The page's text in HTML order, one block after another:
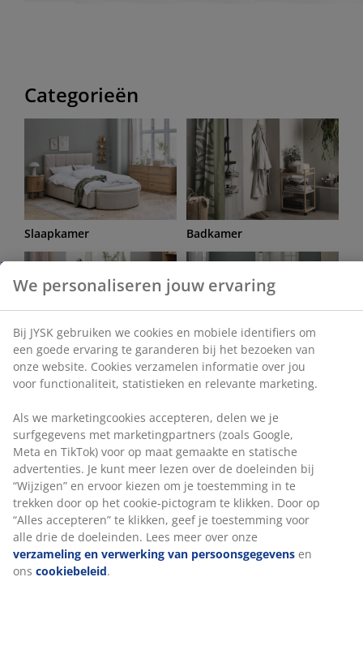
Categorieën
Slaapkamer Badkamer
Bureau Woonkamer
Eetkamer Opbergsystemen
We personaliseren jouw ervaring
Bij JYSK gebruiken we cookies en mobiele identifiers om
een goede ervaring te garanderen bij het bezoeken van
onze website. Cookies verzamelen informatie over jou
voor functionaliteit, statistieken en relevante marketing.
Als we marketingcookies accepteren, delen we je
surfgegevens met marketingpartners (zoals Google,
Meta en TikTok) voor op maat gemaakte en statische
advertenties. Je kunt meer lezen over de doeleinden bij
“Wijzigen” en ervoor kiezen om je toestemming in te
trekken door op het cookie-pictogram te klikken. Door op
“Alles accepteren” te klikken, geef je toestemming voor
alle drie de doeleinden. Lees meer over onze
verzameling en verwerking van persoonsgegevens en
ons cookiebeleid.